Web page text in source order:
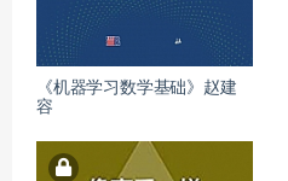
《机器学习数学基础》赵建
容